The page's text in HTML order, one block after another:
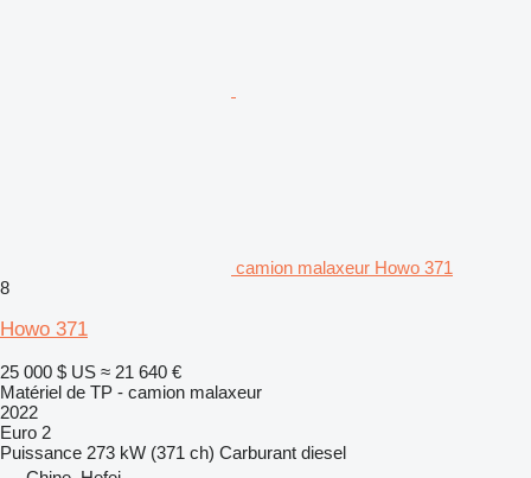
camion malaxeur Howo 371
8
Howo 371
25 000 $ US ≈ 21 640 €
Matériel de TP - camion malaxeur
2022
Euro 2
Puissance 273 kW (371 ch) Carburant diesel